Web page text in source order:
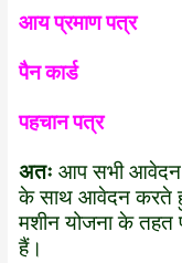
आय प्रमाण पत्र
पैन कार्ड
पहचान पत्र
अतः आप सभी आवेदन
के साथ आवेदन करते
मशीन योजना के तहत
हैं।